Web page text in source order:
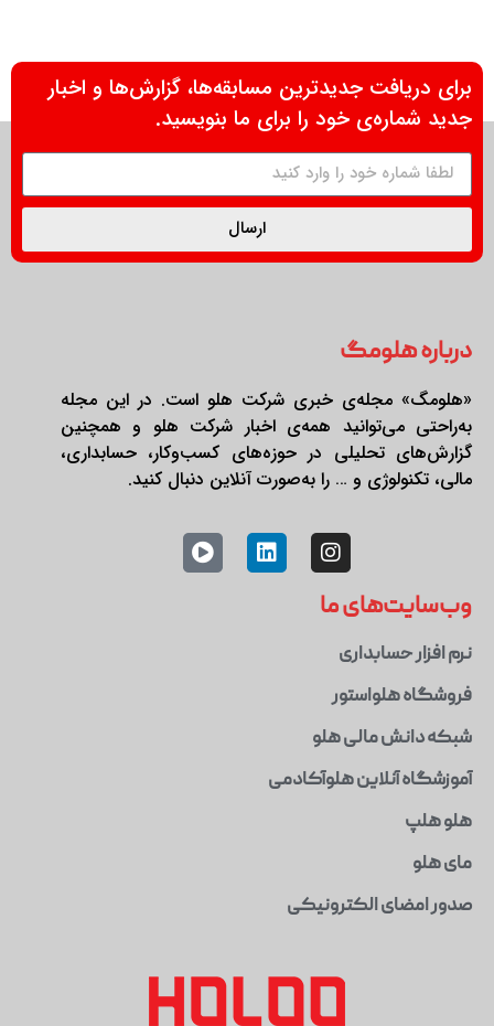
برای دریافت جدیدترین مسابقه‌ها، گزارش‌ها و اخبار
جدید شماره‌ی خود را برای ما بنویسید.
ارسال
درباره هلومگ
«هلومگ» مجله‌ی خبری شرکت هلو است. در این مجله
به‌راحتی می‌توانید همه‌ی اخبار شرکت هلو و همچنین
گزارش‌های تحلیلی در حوزه‌های کسب‌وکار، حسابداری،
مالی، تکنولوژی و … را به‌صورت آنلاین دنبال کنید.
وب‌سایت‌های ما
نرم افزار حسابداری
فروشگاه هلواستور
شبکه دانش مالی هلو
آموزشگاه آنلاین هلوآکادمی
هلو هلپ
مای هلو
صدور امضای الکترونیکی